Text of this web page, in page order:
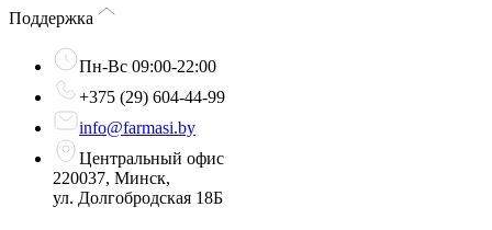
Поддержка
Пн-Вс 09:00-22:00
+375 (29) 604-44-99
info@farmasi.by
Центральный офис
220037, Минск,
ул. Долгобродская 18Б